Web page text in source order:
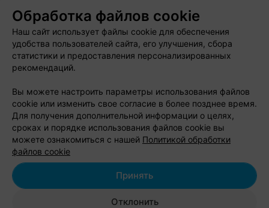
О проекте Новости проекта
Вакансии
Публичный договор
Способы оплаты
Публичный договор по использованию сервиса
Написать в поддержку
Связаться по вопросам сотрудничества
Написать руководителю relax.by
Обработка персональных данных
Обработка файлов cookie
Наш сайт использует файлы cookie для обеспечения
удобства пользователей сайта, его улучшения, сбора
статистики и предоставления персонализированных
рекомендаций.
Вы можете настроить параметры использования файлов
cookie или изменить свое согласие в более позднее время.
Для получения дополнительной информации о целях,
сроках и порядке использования файлов cookie вы
можете ознакомиться с нашей Политикой обработки
файлов cookie
Отклонить
Принять